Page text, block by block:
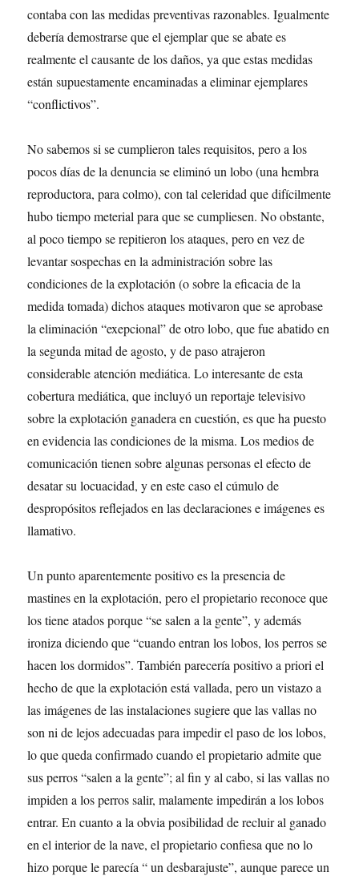
contaba con las medidas preventivas razonables. Igualmente
debería demostrarse que el ejemplar que se abate es
realmente el causante de los daños, ya que estas medidas
están supuestamente encaminadas a eliminar ejemplares
“conflictivos”.
No sabemos si se cumplieron tales requisitos, pero a los
pocos días de la denuncia se eliminó un lobo (una hembra
reproductora, para colmo), con tal celeridad que difícilmente
hubo tiempo meterial para que se cumpliesen. No obstante,
al poco tiempo se repitieron los ataques, pero en vez de
levantar sospechas en la administración sobre las
condiciones de la explotación (o sobre la eficacia de la
medida tomada) dichos ataques motivaron que se aprobase
la eliminación “exepcional” de otro lobo, que fue abatido en
la segunda mitad de agosto, y de paso atrajeron
considerable atención mediática. Lo interesante de esta
cobertura mediática, que incluyó un reportaje televisivo
sobre la explotación ganadera en cuestión, es que ha puesto
en evidencia las condiciones de la misma. Los medios de
comunicación tienen sobre algunas personas el efecto de
desatar su locuacidad, y en este caso el cúmulo de
despropósitos reflejados en las declaraciones e imágenes es
llamativo.
Un punto aparentemente positivo es la presencia de
mastines en la explotación, pero el propietario reconoce que
los tiene atados porque “se salen a la gente”, y además
ironiza diciendo que “cuando entran los lobos, los perros se
hacen los dormidos”. También parecería positivo a priori el
hecho de que la explotación está vallada, pero un vistazo a
las imágenes de las instalaciones sugiere que las vallas no
son ni de lejos adecuadas para impedir el paso de los lobos,
lo que queda confirmado cuando el propietario admite que
sus perros “salen a la gente”; al fin y al cabo, si las vallas no
impiden a los perros salir, malamente impedirán a los lobos
entrar. En cuanto a la obvia posibilidad de recluir al ganado
en el interior de la nave, el propietario confiesa que no lo
hizo porque le parecía “ un desbarajuste”, aunque parece un